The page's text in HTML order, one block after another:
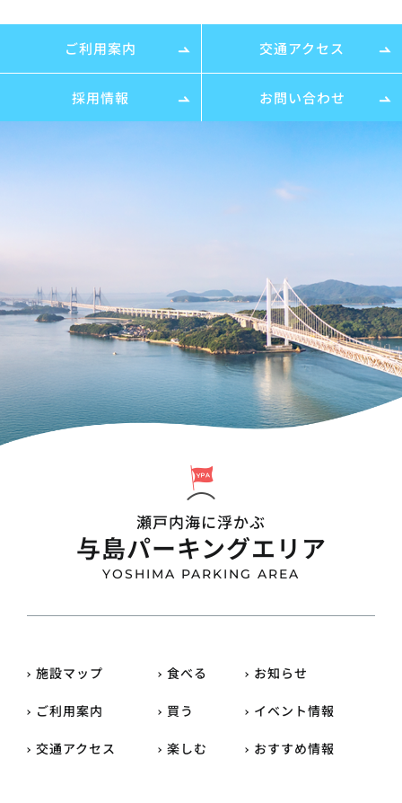
ご利用案内 交通アクセス
採用情報 お問い合わせ
瀬戸内海に浮かぶ
与島パーキングエリア
YOSHIMA PARKING AREA
施設マップ
ご利用案内
交通アクセス
食べる
買う
楽しむ
お知らせ
イベント情報
おすすめ情報